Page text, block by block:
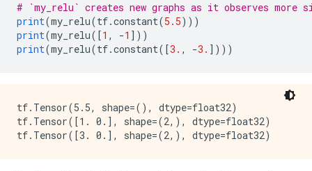
  input: "x"
  input: "Greater/y"
  attr {
    key: "T"
  }
}
node {
# `my_relu` creates new graphs as it observes more
print(my_relu(tf.constant(5.5)))
print(my_relu([1 , -1 ]))
print(my_relu(tf.constant([3. , -3. ])))
tf.Tensor(5.5, shape=(), dtype=float32)
tf.Tensor([1. 0.], shape=(2,), dtype=float32)